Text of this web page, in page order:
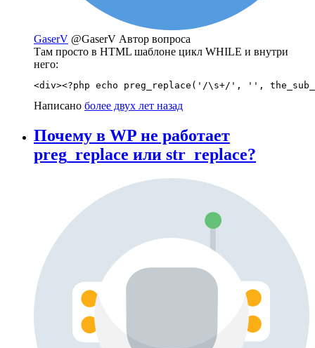
GaserV @GaserV Автор вопроса
Там просто в HTML шаблоне цикл WHILE и внутри
него:
<div><?php echo preg_replace('/\s+/', '',
Написано более двух лет назад
Почему в WP не работает
preg_replace или str_replace?